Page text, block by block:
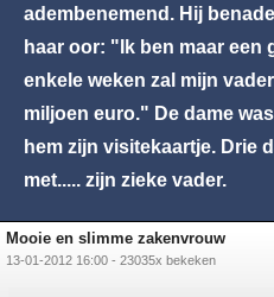
adembenemend. Hij
haar oor: "Ik ben maar een
enkele weken zal mijn
miljoen euro." De dame
hem zijn visitekaartje. Drie
met..... zijn zieke vader.
Mooie en slimme zakenvrouw
13-01-2012 16:00 - 23035x bekeken